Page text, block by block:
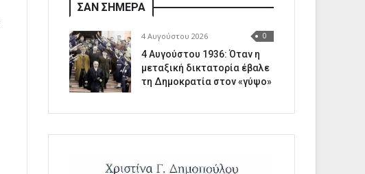
ΣΑΝ ΣΗΜΕΡΑ
4 Αυγούστου 2026 0
4 Αυγούστου 1936: Όταν η
μεταξική δικτατορία έβαλε
τη Δημοκρατία στον «γύψο»